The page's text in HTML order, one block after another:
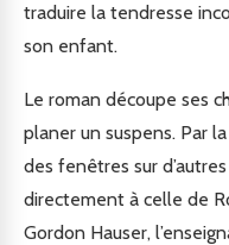
traduire la tendresse
son enfant.
Le roman découpe ses
planer un suspens. Par
des fenêtres sur
directement à celle de
Gordon Hauser,